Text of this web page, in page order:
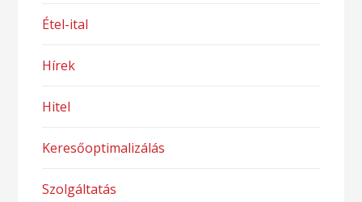
Étel-ital
Hírek
Hitel
Keresőoptimalizálás
Szolgáltatás